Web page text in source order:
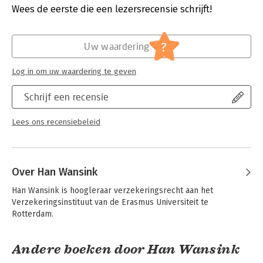
Verschijningsdatum:
5-6-2013
Aansprakelijkheidsverzekering (WA)
Serie:
Recht en praktijk (Be)
Wees de eerste die een lezersrecensie schrijft!
Schrijf een recensie
Lees ons recensiebeleid
Uw waardering ?
Log in om uw waardering te geven
Over Han Wansink
Han Wansink is hoogleraar verzekeringsrecht aan het
Verzekeringsinstituut van de Erasmus Universiteit te
Rotterdam.
Andere boeken door Han Wansink